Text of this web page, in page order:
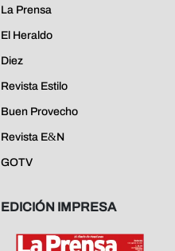
La Prensa
El Heraldo
Diez
Revista Estilo
Buen Provecho
Revista E&N
GOTV
EDICIÓN IMPRESA